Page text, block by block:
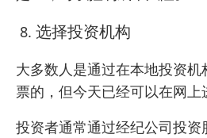
选择投资机构
大多数人是通过在本地投资
票的，但今天已经可以在网上
投资者通常通过经纪公司投